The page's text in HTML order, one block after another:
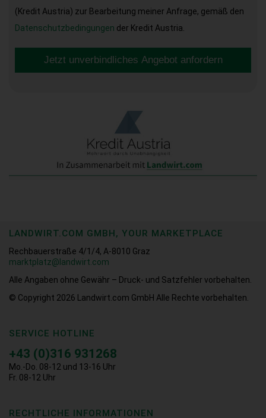
(Kredit Austria) zur Bearbeitung meiner Anfrage, gemäß den
Datenschutzbedingungen der Kredit Austria.
Jetzt unverbindliches Angebot anfordern
LANDWIRT.COM GMBH, YOUR MARKETPLACE
Rechbauerstraße 4/1/4, A-8010 Graz
marktplatz@landwirt.com
Alle Angaben ohne Gewähr – Druck- und Satzfehler vorbehalten.
© Copyright 2026
Landwirt.com GmbH Alle Rechte vorbehalten.
SERVICE HOTLINE
+43 (0)316 931268
Mo.-Do. 08-12 und 13-16 Uhr
Fr. 08-12 Uhr
RECHTLICHE INFORMATIONEN